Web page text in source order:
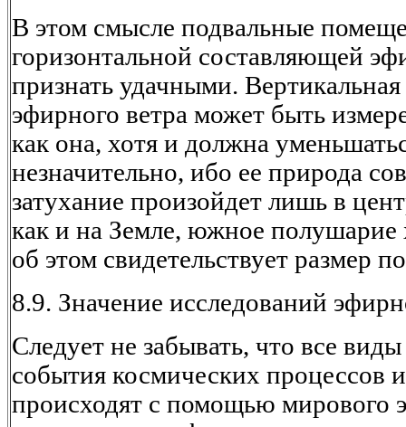
В этом смысле подвальные
горизонтальной составляющей
признать удачными.
эфирного ветра может быть
как она, хотя и должна
незначительно, ибо ее природа
затухание произойдет лишь в
как и на Земле, южное полушарие
об этом свидетельствует размер
8.9. Значение исследований
Следует не забывать, что все
события космических процессов
происходят с помощью мирового